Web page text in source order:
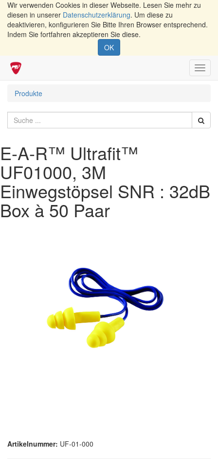
Wir verwenden Cookies in dieser Webseite. Lesen Sie mehr zu
diesen in unserer Datenschutzerklärung. Um diese zu
deaktivieren, konfigurieren Sie Bitte Ihren Browser entsprechend.
Indem Sie fortfahren akzeptieren Sie diese.
OK
Produkte
E-A-R™ Ultrafit™
UF01000, 3M
Einwegstöpsel SNR : 32dB
Box à 50 Paar
Artikelnummer: UF-01-000